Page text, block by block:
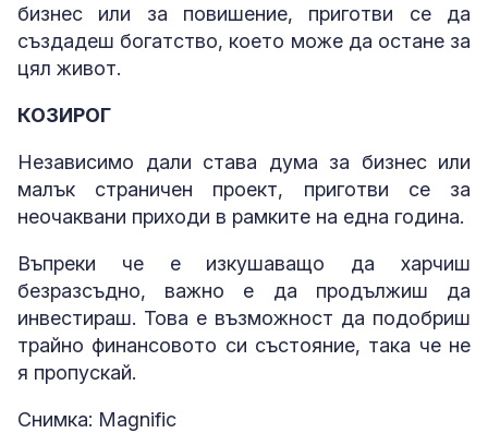
бизнес или за повишение, приготви се да
създадеш богатство, което може да остане за
цял живот.
КОЗИРОГ
Независимо дали става дума за бизнес или
малък страничен проект, приготви се за
неочаквани приходи в рамките на една година.
Въпреки че е изкушаващо да харчиш
безразсъдно, важно е да продължиш да
инвестираш. Това е възможност да подобриш
трайно финансовото си състояние, така че не
я пропускай.
Снимка: Magnific